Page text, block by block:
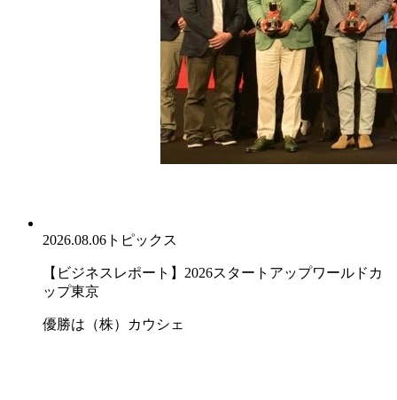
2026.08.06 トピックス
【ビジネスレポート】2026スタートアップワールドカ
ップ東京
優勝は（株）カウシェ